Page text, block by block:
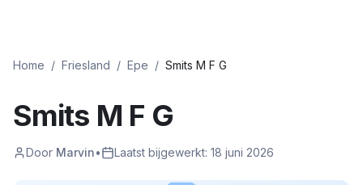
Home / Friesland / Epe / Smits M F G
Smits M F G
Door Marvin• Laatst bijgewerkt: 18 juni 2026